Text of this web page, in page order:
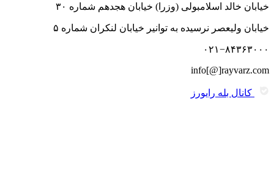
خیابان خالد اسلامبولی (وزرا) خیابان هجدهم شماره ۳۰
خیابان ولیعصر نرسیده به توانیر خیابان لنکران شماره ۵
۰۲۱−۸۴۳۶۳۰۰۰
info[@]rayvarz.com
کانال بله رایورز